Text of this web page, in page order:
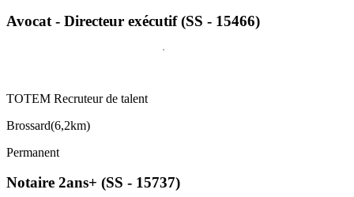
Avocat - Directeur exécutif (SS - 15466)
TOTEM Recruteur de talent
Brossard(6,2km)
Permanent
Notaire 2ans+ (SS - 15737)